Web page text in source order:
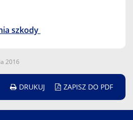
szkody
2016
DRUKUJ ZAPISZ DO PDF